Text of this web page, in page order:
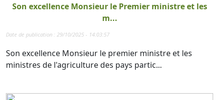
Son excellence Monsieur le Premier ministre et les
m...
Date de publication : 29/10/2025 - 14:03:57
Son excellence Monsieur le premier ministre et les
ministres de l'agriculture des pays partic...